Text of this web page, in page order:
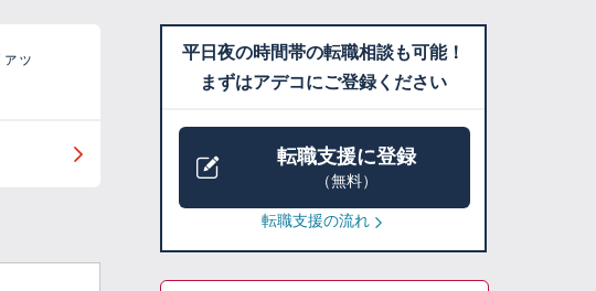
ッ
平日夜の時間帯の転職相談も可能！
まずはアデコにご登録ください
転職支援に登録
（無料）
転職支援の流れ